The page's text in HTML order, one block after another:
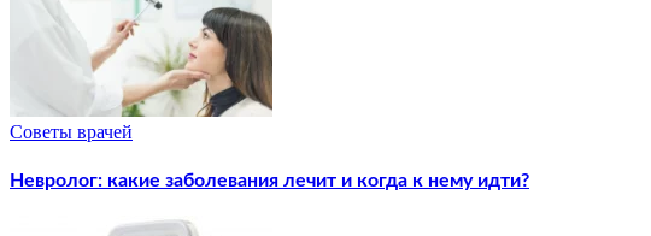
Советы врачей
Невролог: какие заболевания лечит и когда к нему идти?